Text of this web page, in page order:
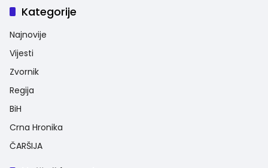
Kategorije
Najnovije
Vijesti
Zvornik
Regija
BiH
Crna Hronika
ČARŠIJA